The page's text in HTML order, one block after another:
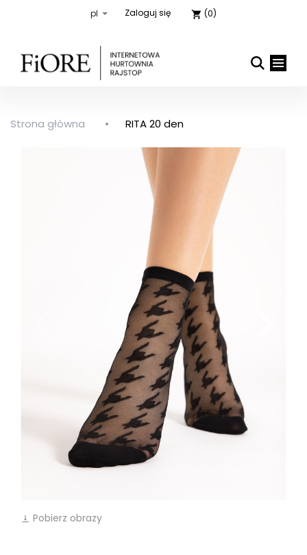
Zaloguj się shopping_cart (0)
Strona główna RITA 20 den
vertical_align_bottom Pobierz obrazy